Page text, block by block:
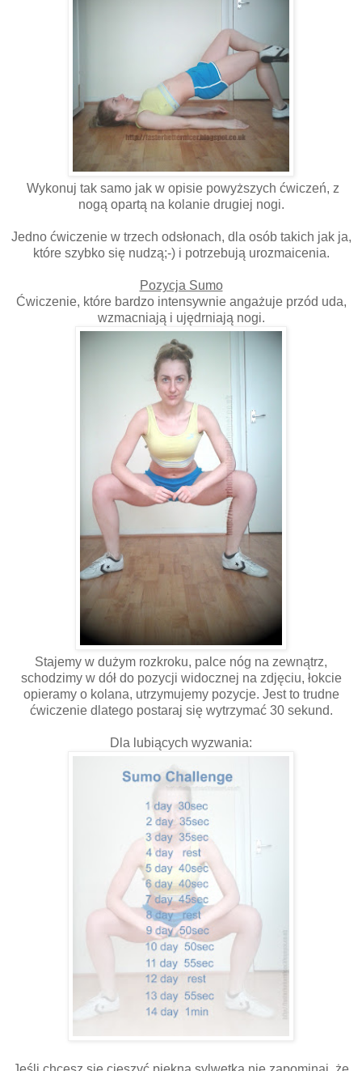
Wykonuj tak samo jak w opisie powyższych ćwiczeń, z
nogą opartą na kolanie drugiej nogi.
Jedno ćwiczenie w trzech odsłonach, dla osób takich jak ja,
które szybko się nudzą;-) i potrzebują urozmaicenia.
Pozycja Sumo
Ćwiczenie, które bardzo intensywnie angażuje przód uda,
wzmacniają i ujędrniają nogi.
Stajemy w dużym rozkroku, palce nóg na zewnątrz,
schodzimy w dół do pozycji widocznej na zdjęciu, łokcie
opieramy o kolana, utrzymujemy pozycje. Jest to trudne
ćwiczenie dlatego postaraj się wytrzymać 30 sekund.
Dla lubiących wyzwania: